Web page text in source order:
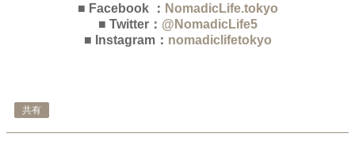
■ Facebook ： NomadicLife.tokyo
■ Twitter： @NomadicLife5
■ Instagram： nomadiclifetokyo
共有